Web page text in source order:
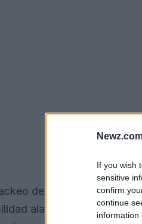
If you wish
sensitive
confirm
continue
information
de la cuenta de
alarmante en la